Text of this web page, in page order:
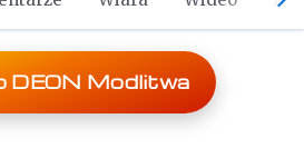
DEON Modlitwa